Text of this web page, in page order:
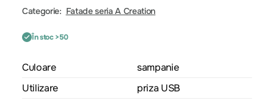
Categorie: Fatade seria A Creation
În stoc >50
Culoare
sampanie
Utilizare
priza USB